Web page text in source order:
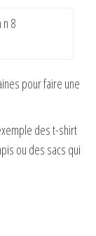
pour faire une
des t-shirt
ou des sacs qui